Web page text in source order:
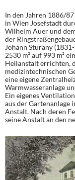
In den Jahren 1886/
in Wien Josefstadt
Wilhelm Auer und
der
Johann Sturany
2530 m² auf 993 m²
Heilanstalt errichten,
medizintechnischen
eine eigene
Warmwasseranlage
Ein eigenes
aus der Gartenanlage
Anstalt. Nach deren
seine Anstalt an den